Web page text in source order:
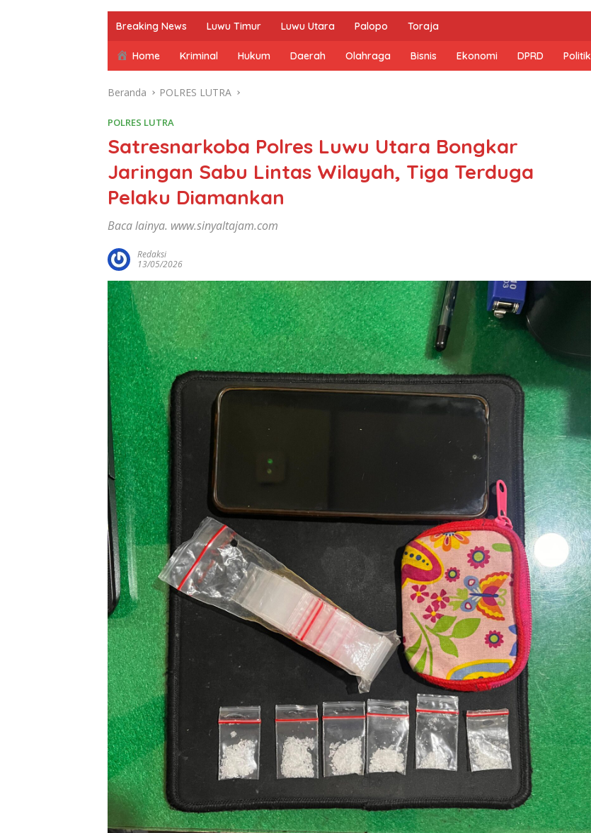
Breaking News Luwu Timur Luwu Utara Palopo Toraja
Home Kriminal Hukum Daerah Olahraga Bisnis Ekonomi DPRD Politik
Beranda POLRES LUTRA
POLRES LUTRA
Satresnarkoba Polres Luwu Utara Bongkar
Jaringan Sabu Lintas Wilayah, Tiga Terduga
Pelaku Diamankan
Baca lainya. www.sinyaltajam.com
Redaksi
13/05/2026